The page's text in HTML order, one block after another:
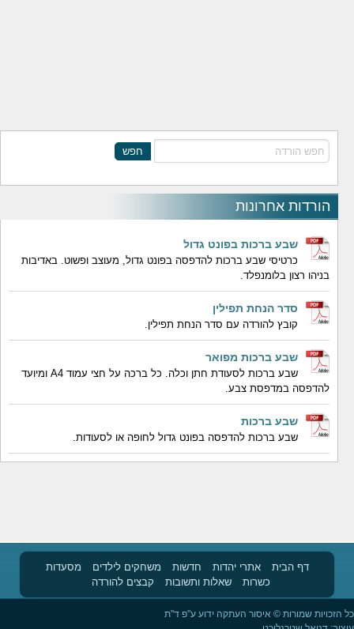
חפש
הורדות אחרונות
שבע ברכות בפונט גדול
כרטיסי שבע ברכות להדפסה בפונט גדול, מעוצב ופשוט. באדיבות
בניהו רצון בלומנפלד.
סדר הנחת תפילין
קובץ להורדה עם סדר הנחת תפילין.
שבע ברכות מפואר
שבע ברכות לסעודת חתן וכלה. כל ברכה על חצי עמוד A4 ומיועד
להדפסה במדפסת צבע.
שבע ברכות
שבע ברכות להדפסה בפונט גדול לחופה או לסעודות.
דף הבית אתרי יהדות חדשות משחקים לילדים
מסעדות
כשרות
שאלות ותשובות קבצים להורדה
כל הזכויות שמורות © איסור העתקה ידוע ע"פ ד"ת